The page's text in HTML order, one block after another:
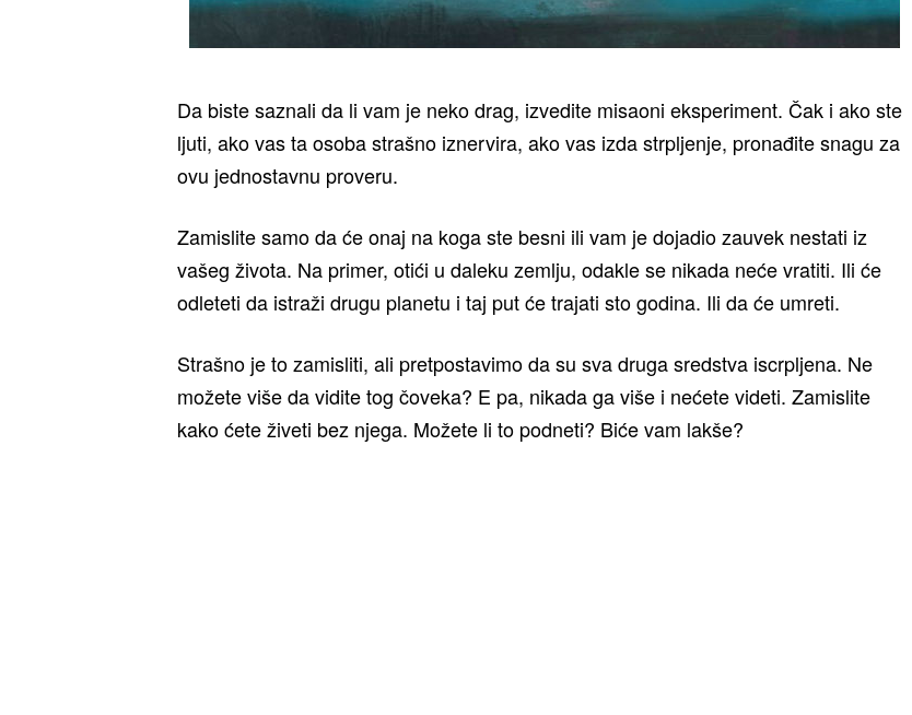
Da biste saznali da li vam je neko drag, izvedite misaoni eksperiment. Čak i ako ste
ljuti, ako vas ta osoba strašno iznervira, ako vas izda strpljenje, pronađite snagu za
ovu jednostavnu proveru.
Zamislite samo da će onaj na koga ste besni ili vam je dojadio zauvek nestati iz
vašeg života. Na primer, otići u daleku zemlju, odakle se nikada neće vratiti. Ili će
odleteti da istraži drugu planetu i taj put će trajati sto godina. Ili da će umreti.
Strašno je to zamisliti, ali pretpostavimo da su sva druga sredstva iscrpljena. Ne
možete više da vidite tog čoveka? E pa, nikada ga više i nećete videti. Zamislite
kako ćete živeti bez njega. Možete li to podneti? Biće vam lakše?